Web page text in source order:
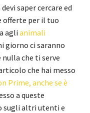
saper cercare ed
offerte per il tuo
agli animali
giorno ci saranno
nulla che ti serve
che hai messo
Prime, anche se è
a queste
sugli altri utenti e